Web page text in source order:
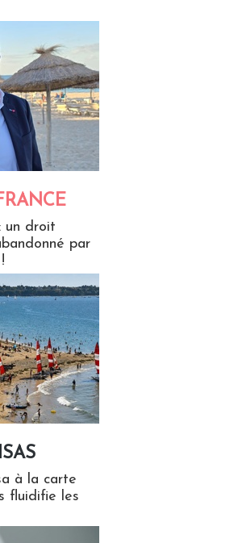
un droit
par
à la carte
fluidifie les